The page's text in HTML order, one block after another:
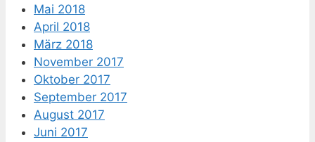
Mai 2018
April 2018
März 2018
November 2017
Oktober 2017
September 2017
August 2017
Juni 2017